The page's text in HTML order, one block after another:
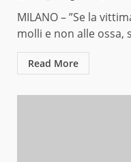
MILANO – ”Se la
molli e non alle ossa,
Read More